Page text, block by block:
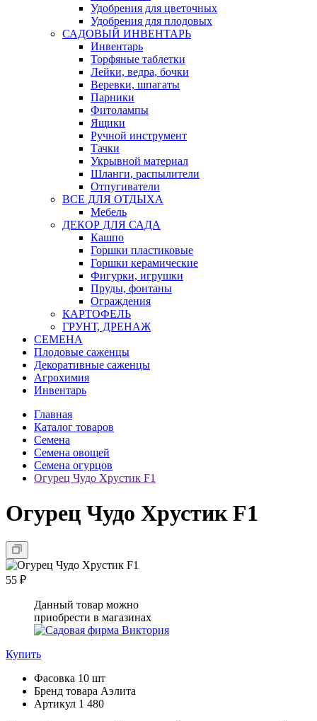
Удобрения для цветочных
Удобрения для плодовых
САДОВЫЙ ИНВЕНТАРЬ
Инвентарь
Торфяные таблетки
Лейки, ведра, бочки
Веревки, шпагаты
Парники
Фитолампы
Ящики
Ручной инструмент
Тачки
Укрывной материал
Шланги, распылители
Отпугиватели
ВСЕ ДЛЯ ОТДЫХА
Мебель
ДЕКОР ДЛЯ САДА
Кашпо
Горшки пластиковые
Горшки керамические
Фигурки, игрушки
Пруды, фонтаны
Ограждения
КАРТОФЕЛЬ
ГРУНТ, ДРЕНАЖ
СЕМЕНА
Плодовые саженцы
Декоративные саженцы
Агрохимия
Инвентарь
Главная
Каталог товаров
Семена
Семена овощей
Семена огурцов
Огурец Чудо Хрустик F1
Огурец Чудо Хрустик F1
55 ₽
Данный товар можно
приобрести в магазинах
Купить
Фасовка 10 шт
Бренд товара Аэлита
Артикул 1 480